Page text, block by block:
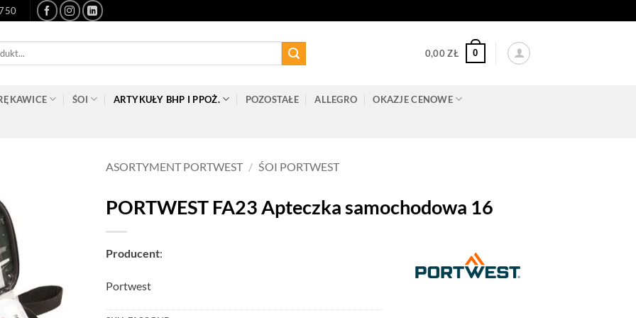
0,00ZŁ 0
ŚOI ARTYKUŁY BHP I PPOŻ. POZOSTAŁE ALLEGRO OKAZJE CENOWE
ASORTYMENT PORTWEST / ŚOI PORTWEST
PORTWEST FA23 Apteczka samochodowa 16
Producent:
Portwest